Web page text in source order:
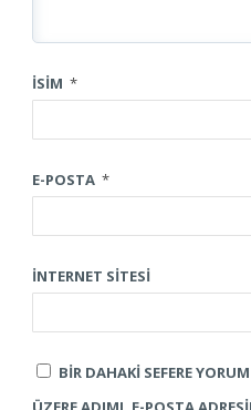
İSIM *
E-POSTA *
İNTERNET SITESI
BIR DAHAKI SEFERE